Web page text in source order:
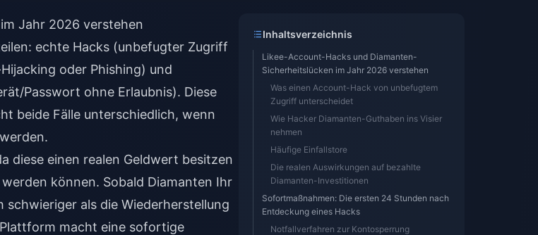
durchlaufen.
Jahr 2026 verstehen
echte Hacks (unbefugter Zugriff
oder Phishing) und
Passwort ohne Erlaubnis). Diese
beide Fälle unterschiedlich, wenn
diese einen realen Geldwert besitzen
können. Sobald Diamanten Ihr
als die Wiederherstellung
macht eine sofortige
Inhaltsverzeichnis
Likee-Account-Hacks und Diamanten-
Sicherheitslücken im Jahr 2026 verstehen
Was einen Account-Hack von unbefugtem
Zugriff unterscheidet
Wie Hacker Diamanten-Guthaben ins Visier
nehmen
Häufige Einfallstore
Die realen Auswirkungen auf bezahlte
Diamanten-Investitionen
Sofortmaßnahmen: Die ersten 24 Stunden nach
Entdeckung eines Hacks
Notfallverfahren zur Kontosperrung